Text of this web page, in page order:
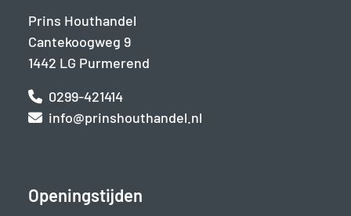
Prins Houthandel
Cantekoogweg 9
1442 LG Purmerend
0299-421414
info@prinshouthandel.nl
Openingstijden